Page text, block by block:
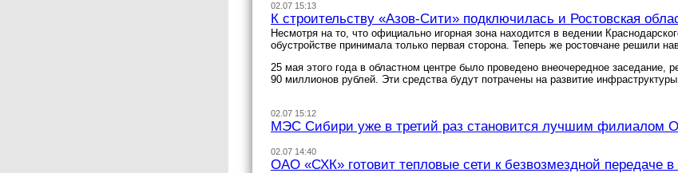
02.07 15:13
К строительству «Азов-Сити» подключилась и Ростовская
Несмотря на то, что официально игорная зона находится в ведении
обустройстве принимала только первая сторона. Теперь же ростовчане решили
25 мая этого года в областном центре было проведено внеочередное
90 миллионов рублей. Эти средства будут потрачены на развитие
02.07 15:12
МЭС Сибири уже в третий раз становится лучшим
02.07 14:40
ОАО «СХК» готовит тепловые сети к безвозмездной передаче в